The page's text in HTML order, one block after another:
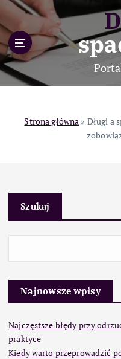
p
o
c
Długi
Strona główna » Długi a
Szukaj
Najnowsze wpisy
Najczęstsze błędy przy
praktyce
Kiedy warto przeprowadzić